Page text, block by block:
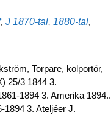
, J Etiketter
1870-tal, 1880-tal,
Torpare, kolportör,
25/3 1844 3.
1894 3. Amerika 1894..
1894 3. Ateljéer J.